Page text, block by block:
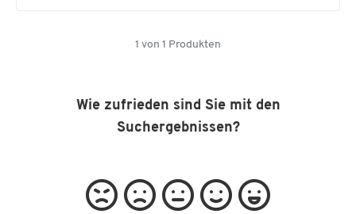
1 von 1 Produkten
Wie zufrieden sind Sie mit den
Suchergebnissen?